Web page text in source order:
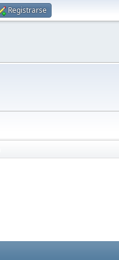
Registrarse